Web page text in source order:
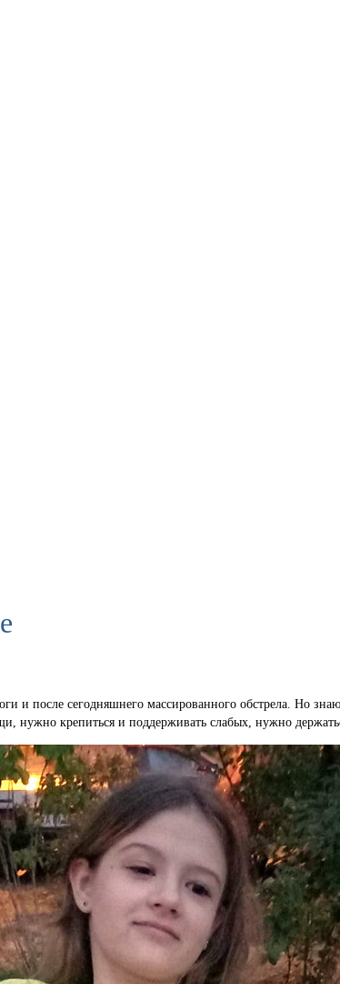
и после сегодняшнего массированного обстрела. Но
нужно крепиться и поддерживать слабых, нужно